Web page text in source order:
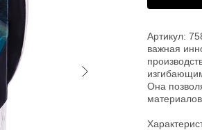
Артикул:
важная
Она